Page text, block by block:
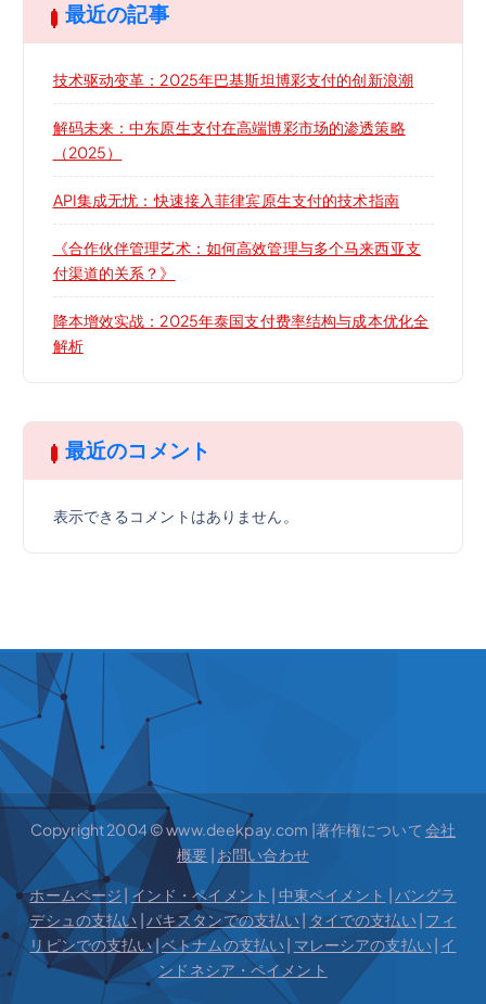
最近の記事
技术驱动变革：2025年巴基斯坦博彩支付的创新浪潮
解码未来：中东原生支付在高端博彩市场的渗透策略
（2025）
API集成无忧：快速接入菲律宾原生支付的技术指南
《合作伙伴管理艺术：如何高效管理与多个马来西亚支
付渠道的关系？》
降本增效实战：2025年泰国支付费率结构与成本优化全
解析
最近のコメント
表示できるコメントはありません。
Copyright 2004 © www.deekpay.com |著作権について 会社
概要 | お問い合わせ
ホームページ | インド・ペイメント | 中東ペイメント |バングラ
デシュの支払い | パキスタンでの支払い | タイでの支払い | フィ
リピンでの支払い|ベトナムの支払い | マレーシアの支払い | イ
ンドネシア・ペイメント